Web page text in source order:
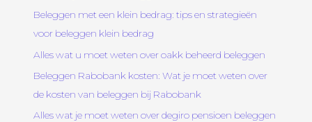
Beleggen met een klein bedrag: tips en strategieën
voor beleggen klein bedrag
Alles wat u moet weten over oakk beheerd beleggen
Beleggen Rabobank kosten: Wat je moet weten over
de kosten van beleggen bij Rabobank
Alles wat je moet weten over degiro pensioen beleggen